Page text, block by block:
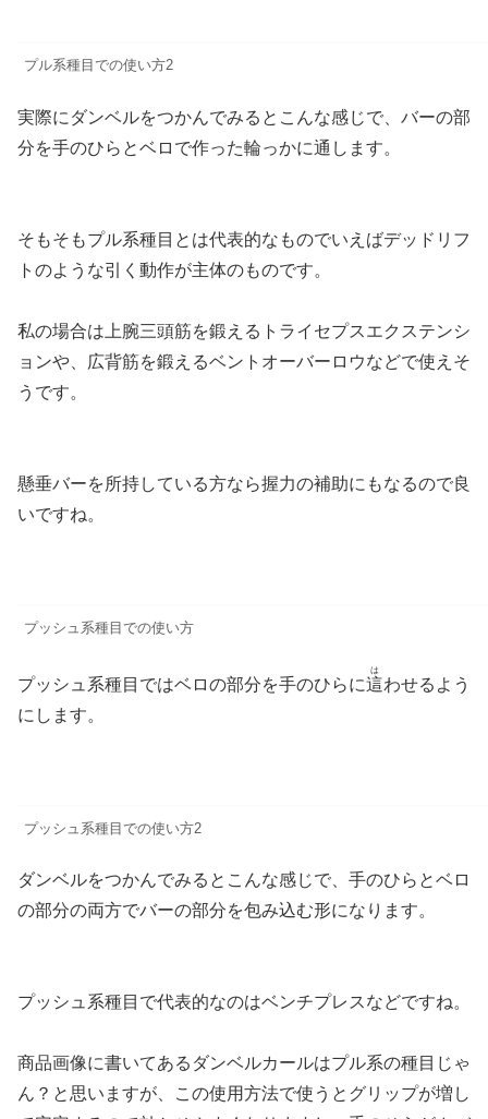
プル系種目での使い方2
実際にダンベルをつかんでみるとこんな感じで、バーの部
分を手のひらとベロで作った輪っかに通します。
そもそもプル系種目とは代表的なものでいえばデッドリフ
トのような引く動作が主体のものです。
私の場合は上腕三頭筋を鍛えるトライセプスエクステンシ
ョンや、広背筋を鍛えるベントオーバーロウなどで使えそ
うです。
懸垂バーを所持している方なら握力の補助にもなるので良
いですね。
プッシュ系種目での使い方
プッシュ系種目ではベロの部分を手のひらに這
は
わせるよう
にします。
プッシュ系種目での使い方2
ダンベルをつかんでみるとこんな感じで、手のひらとベロ
の部分の両方でバーの部分を包み込む形になります。
プッシュ系種目で代表的なのはベンチプレスなどですね。
商品画像に書いてあるダンベルカールはプル系の種目じゃ
ん？と思いますが、この使用方法で使うとグリップが増し